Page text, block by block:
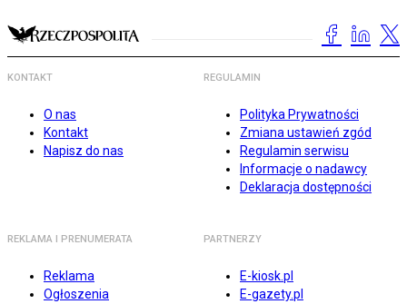
KONTAKT
O nas
Kontakt
Napisz do nas
REGULAMIN
Polityka Prywatności
Zmiana ustawień zgód
Regulamin serwisu
Informacje o nadawcy
Deklaracja dostępności
REKLAMA I PRENUMERATA
Reklama
Ogłoszenia
PARTNERZY
E-kiosk.pl
E-gazety.pl